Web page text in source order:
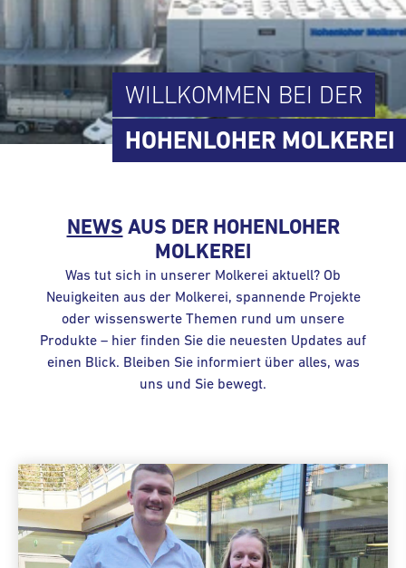
WILLKOMMEN BEI DER
HOHENLOHER MOLKEREI
NEWS AUS DER HOHENLOHER
MOLKEREI
Was tut sich in unserer Molkerei aktuell? Ob
Neuigkeiten aus der Molkerei, spannende Projekte
oder wissenswerte Themen rund um unsere
Produkte – hier finden Sie die neuesten Updates auf
einen Blick. Bleiben Sie informiert über alles, was
uns und Sie bewegt.